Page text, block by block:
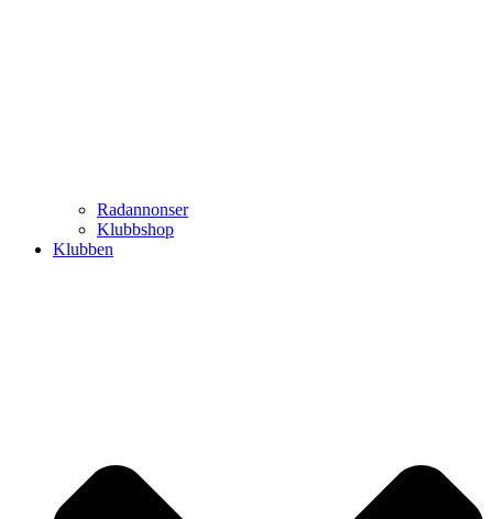
Radannonser
Klubbshop
Klubben